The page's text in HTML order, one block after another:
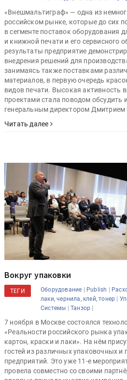
«Внешмальтиграф» — одна из
российском рынке, которые до сих
в сегменте поставок оборудования
и книжной печати и его сервисного
результаты предприятие
внедрения решений для
занимаясь также поставками
материалов, в первую очередь
видов печати. Высокая активность
проектами стала поводом обсудить
генеральным директором
Читать далее
Вокруг упаковки
ТЕГИ Оборудование | Publish |
лаки, чернила, клей, тонер |
Системы |Танзор |
7 ноября в Москве состоялся
«Реальности российского рынка
картон, краски и лаки». На нём
гостей из различных упаковочных и
предприятий. Это уже 11-е
провела совместно со своими